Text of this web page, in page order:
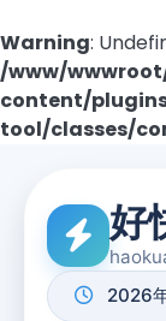
Warning:
/www/
content/
tool/classes/